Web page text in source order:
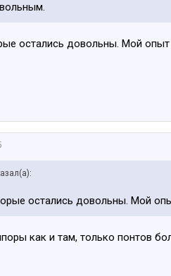
остались довольны. Мой опыт
остались довольны. Мой
как и там, только понтов